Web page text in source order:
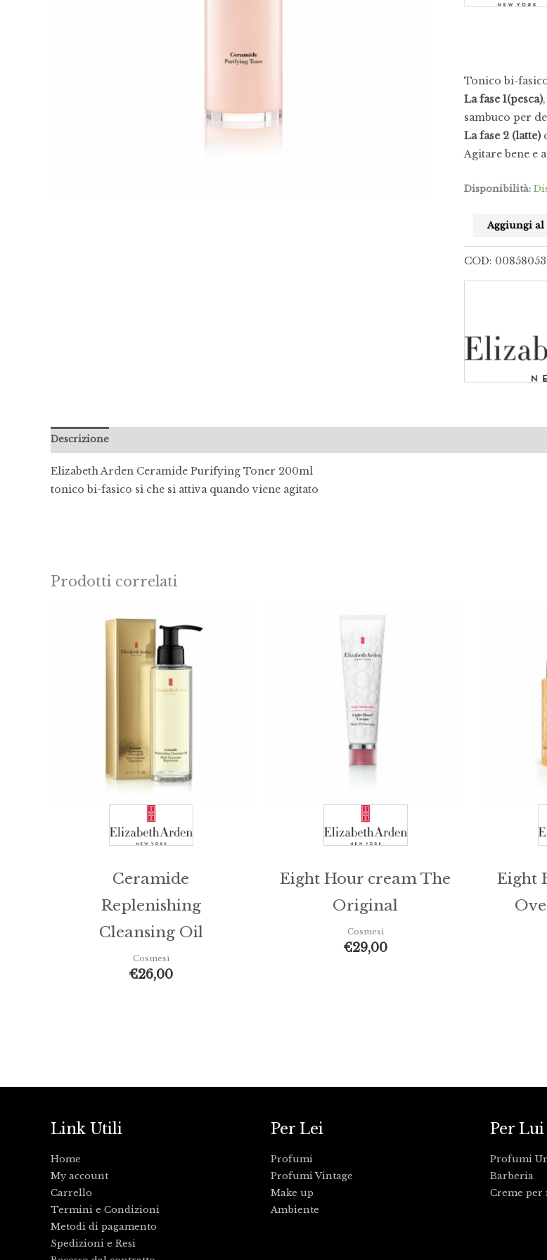
Tonico bi-
La fase 1(pesca)
sambuco per
La fase 2 (latte)
Agitare bene e
Disponibilità:
Aggiungi
COD:
Descrizione
Elizabeth Arden Ceramide Purifying Toner 200ml
tonico bi-fasico si che si attiva quando viene agitato
Prodotti correlati
Ceramide
Replenishing
Cleansing Oil
Cosmesi
€26,00
Eight Hour cream The
Original
Cosmesi
€29,00
Eight
Link Utili
Home
My account
Carrello
Termini e Condizioni
Metodi di pagamento
Spedizioni e Resi
Per Lei
Profumi
Profumi Vintage
Make up
Ambiente
Per Lui
Profumi
Barberia
Creme per